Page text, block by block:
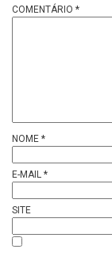
COMENTÁRIO *
NOME *
E-MAIL *
SITE